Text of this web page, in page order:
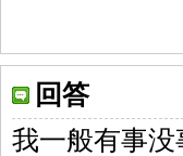
回答
我一般有事